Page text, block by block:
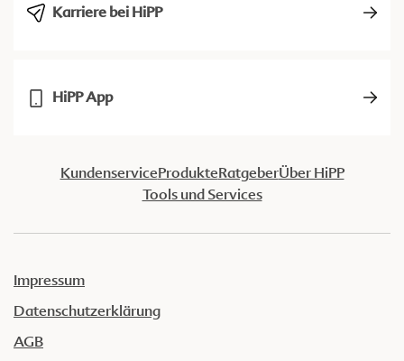
Karriere bei HiPP
HiPP App
KundenserviceProdukteRatgeberÜber HiPP
Tools und Services
Impressum
Datenschutzerklärung
AGB